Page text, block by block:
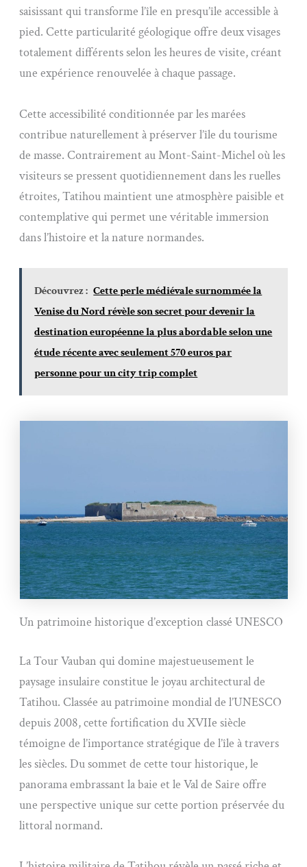
saisissant qui transforme l’île en presqu’île accessible à
pied. Cette particularité géologique offre deux visages
totalement différents selon les heures de visite, créant
une expérience renouvelée à chaque passage.
Cette accessibilité conditionnée par les marées
contribue naturellement à préserver l’île du tourisme
de masse. Contrairement au Mont-Saint-Michel où les
visiteurs se pressent quotidiennement dans les ruelles
étroites, Tatihou maintient une atmosphère paisible et
contemplative qui permet une véritable immersion
dans l’histoire et la nature normandes.
Découvrez : Cette perle médiévale surnommée la
Venise du Nord révèle son secret pour devenir la
destination européenne la plus abordable selon une
étude récente avec seulement 570 euros par
personne pour un city trip complet
Un patrimoine historique d’exception classé UNESCO
La Tour Vauban qui domine majestueusement le
paysage insulaire constitue le joyau architectural de
Tatihou. Classée au patrimoine mondial de l’UNESCO
depuis 2008, cette fortification du XVIIe siècle
témoigne de l’importance stratégique de l’île à travers
les siècles. Du sommet de cette tour historique, le
panorama embrassant la baie et le Val de Saire offre
une perspective unique sur cette portion préservée du
littoral normand.